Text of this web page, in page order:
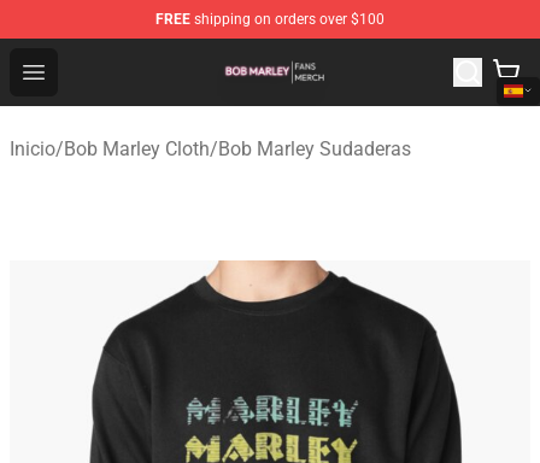
FREE shipping on orders over $100
Open menu
Bob Marley Shop - Official Bob Marley Merchandise
Inicio/Bob Marley Cloth/Bob Marley Sudaderas